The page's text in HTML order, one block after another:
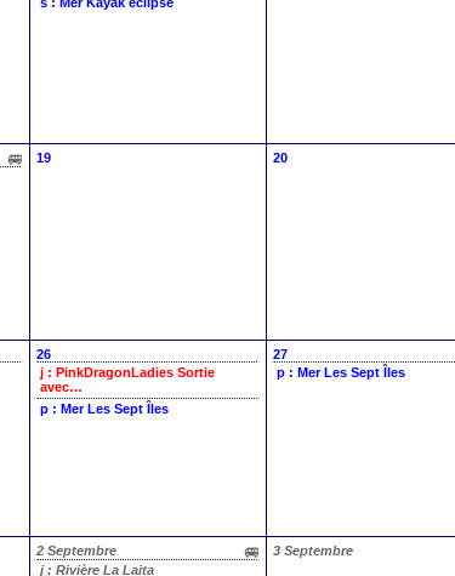
19 20
26
j : PinkDragonLadies Sortie
avec…
p : MerLes Sept Îles
27
p : MerLes Sept Îles
2 Septembre
j : Rivière La Laita
3 Septembre